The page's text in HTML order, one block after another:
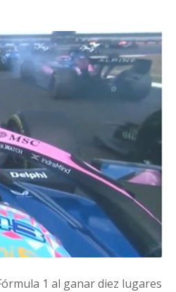
1 al ganar diez lugares